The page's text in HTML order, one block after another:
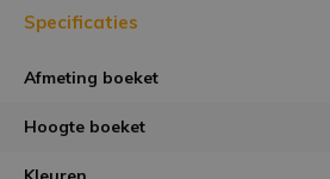
Specificaties
Afmeting boeket
Hoogte boeket